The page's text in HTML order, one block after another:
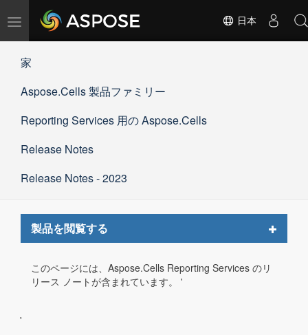
ナ
ー
ョ
の
替
日本
家
Aspose.Cells 製品ファミリー
Reporting Services 用の Aspose.Cells
Release Notes
Release Notes - 2023
製品を閲覧する
Toggle
このページには、Aspose.Cells Reporting Services のリ
リース ノートが含まれています。 '
'